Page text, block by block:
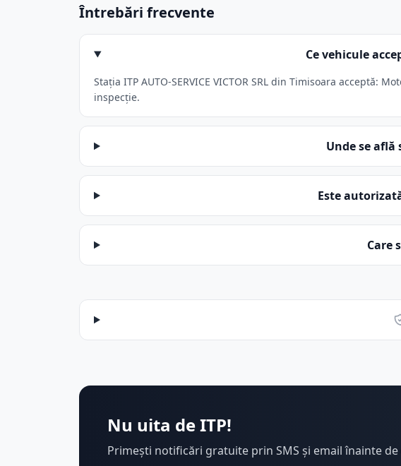
Întrebări frecvente
Ce vehicule
Stația ITP AUTO-SERVICE VICTOR SRL din Timisoara
inspecție.
Unde se află
Este autorizată
Care
Nu uita de ITP!
Primești notificări gratuite prin SMS și email înainte de